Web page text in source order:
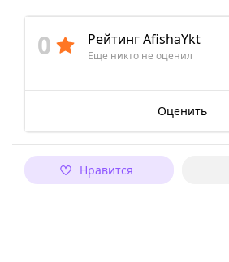
0 Рейтинг AfishaYkt
Еще никто не оценил
Оценить
Нравится